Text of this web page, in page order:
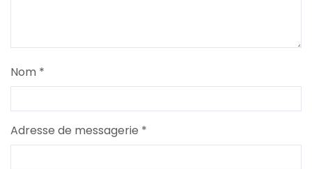
Nom *
Adresse de messagerie *